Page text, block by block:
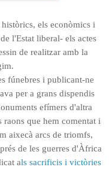
els econòmics i
l'Estat liberal- els actes
de realitzar amb la
fúnebres i publicant-ne
per a grans dispendis
efímers d'altra
raons que hem comentat i
aixecà arcs de triomfs,
de les guerres d'Àfrica
als sacrificis i victòries